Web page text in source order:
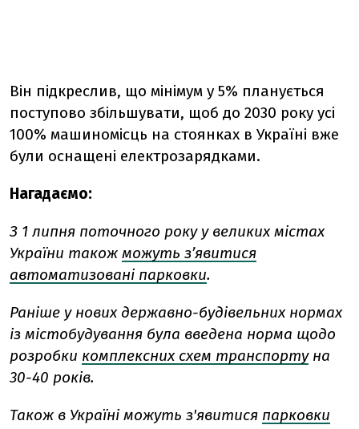
Він підкреслив, що мінімум у 5% планується
поступово збільшувати, щоб до 2030 року усі
100% машиномісць на стоянках в Україні вже
були оснащені електрозарядками.
Нагадаємо:
З 1 липня поточного року у великих містах
України також можуть з’явитися
автоматизовані парковки.
Раніше у нових державно-будівельних нормах
із містобудування була введена норма щодо
розробки комплексних схем транспортуна
30-40 років.
Також в Україні можуть з'явитися парковки